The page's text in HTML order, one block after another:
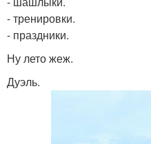
- тренировки.
- праздники.
Ну лето жеж.
Дуэль.